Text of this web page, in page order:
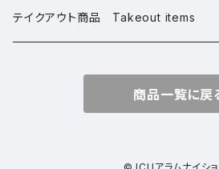
桜グッズ Sakura Goods
ステーショナリー Stationery
雑貨 Miscellaneous
テイクアウト商品 Takeout items
アパレル Apparel
ステーショナリー Stationery
商品一覧に戻